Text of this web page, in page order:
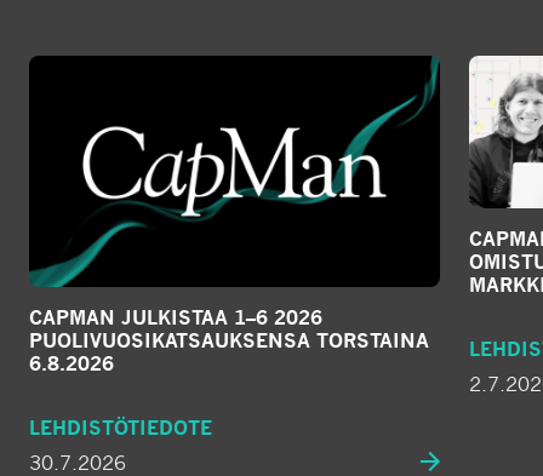
CAPMAN JULKISTAA 1–6 2026
PUOLIVUOSIKATSAUKSENSA TORSTAINA
6.8.2026
LEHDISTÖTIEDOTE
30.7.2026